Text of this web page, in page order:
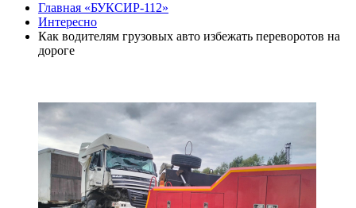
Главная «БУКСИР-112»
Интересно
Как водителям грузовых авто избежать переворотов на
дороге